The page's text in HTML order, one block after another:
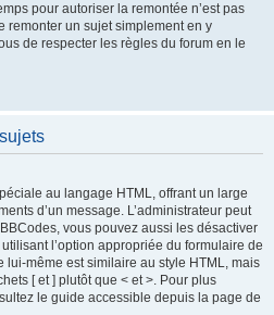
pour autoriser la remontée n’est pas
remonter un sujet simplement en y
de respecter les règles du forum en le
au langage HTML, offrant un large
d’un message. L’administrateur peut
vous pouvez aussi les désactiver
l’option appropriée du formulaire de
même est similaire au style HTML, mais
[ et ] plutôt que < et >. Pour plus
le guide accessible depuis la page de